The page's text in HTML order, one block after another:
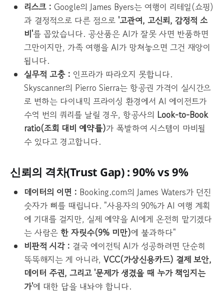
리스크 : Google의 James Byers는 여행이 리테일(쇼핑)
과 결정적으로 다른 점으로 '고관여, 고신뢰, 감정적 소
비'를 꼽았습니다. 공산품은 AI가 잘못 사면 반품하면
그만이지만, 가족 여행을 AI가 망쳐놓으면 그건 재앙이
됩니다.
실무적 고충 : 인프라가 따라오지 못합니다.
Skyscanner의 Pierro Sierra는 항공권 가격이 실시간으
로 변하는 다이내믹 프라이싱 환경에서 AI 에이전트가
수억 번의 쿼리를 날릴 경우, 항공사의 Look-to-Book
ratio(조회 대비 예약률)가 폭발하여 시스템이 마비될
수 있다고 경고합니다.
신뢰의 격차(Trust Gap) : 90% vs 9%
데이터의 이면 : Booking.com의 James Waters가 던진
숫자가 뼈를 때립니다. "사용자의 90%가 AI 여행 계획
에 기대를 걸지만, 실제 예약을 AI에게 온전히 맡기겠다
는 사람은 한 자릿수(9% 미만)에 불과하다"
비판적 시각 : 결국 에이전틱 AI가 성공하려면 단순히
똑똑해지는 게 아니라, VCC(가상신용카드) 결제 보안,
데이터 주권, 그리고 '문제가 생겼을 때 누가 책임지는
가'에 대한 답을 내놔야 합니다.